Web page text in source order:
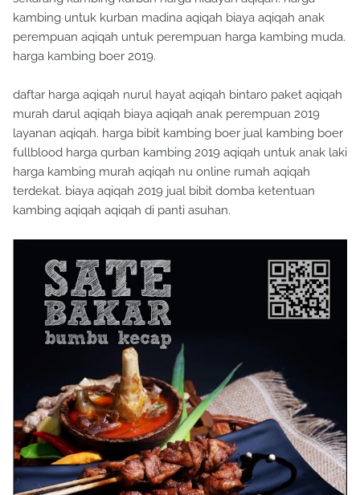
kambing untuk kurban madina aqiqah biaya aqiqah anak
perempuan aqiqah untuk perempuan harga kambing muda.
harga kambing boer 2019.
daftar harga aqiqah nurul hayat aqiqah bintaro paket aqiqah
murah darul aqiqah biaya aqiqah anak perempuan 2019
layanan aqiqah. harga bibit kambing boer jual kambing boer
fullblood harga qurban kambing 2019 aqiqah untuk anak laki
harga kambing murah aqiqah nu online rumah aqiqah
terdekat. biaya aqiqah 2019 jual bibit domba ketentuan
kambing aqiqah aqiqah di panti asuhan.